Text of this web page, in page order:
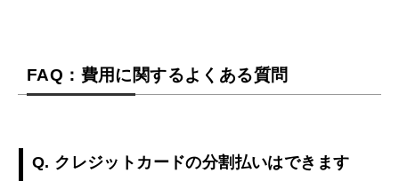
FAQ：費用に関するよくある質問
Q. クレジットカードの分割払いはできます